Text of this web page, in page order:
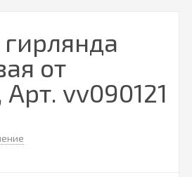
от
Арт. vv090121